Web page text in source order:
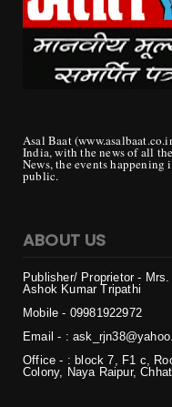
Asal Baat
ABOUT US
Ashok Kumar Tripathi
Email - :
Office - : block 7, F1 c,
Colony, Naya Raipur,
Copyright ©
2026 |